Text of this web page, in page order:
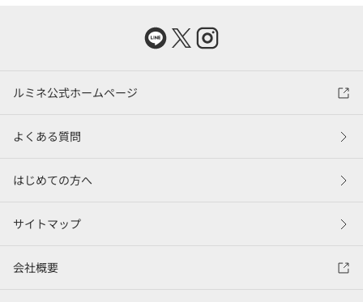
ルミネ公式ホームページ
よくある質問
はじめての方へ
サイトマップ
会社概要